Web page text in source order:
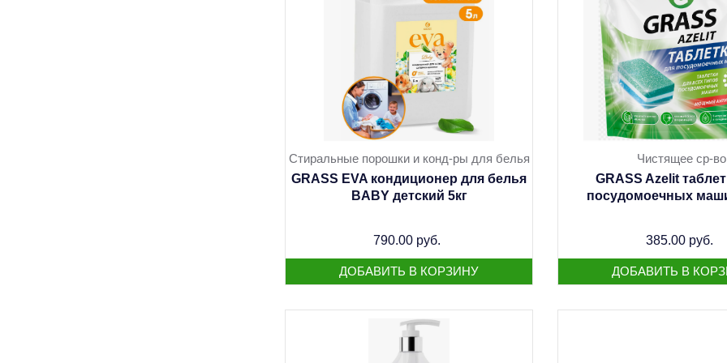
Стиральные порошки и конд-ры для белья
GRASS EVA кондиционер для белья
BABY детский 5кг
790.00 руб.
Чистящее ср-во
GRASS Azelit
посудомоечных
385.00 руб.